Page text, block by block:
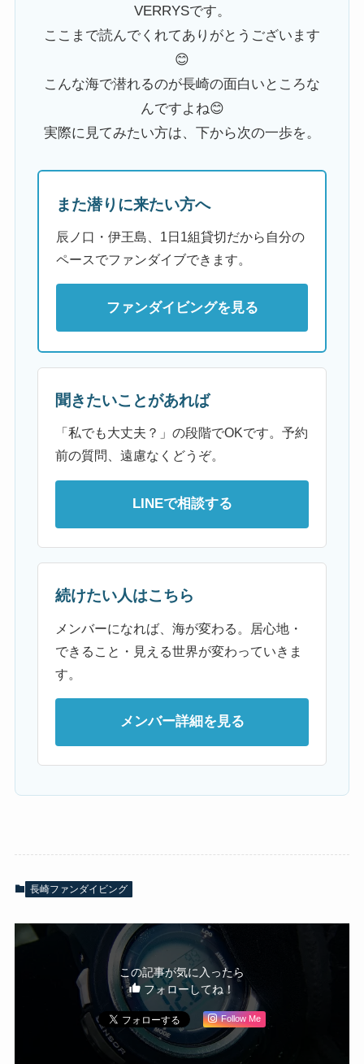
VERRYSです。
ここまで読んでくれてありがとうございます
😊
こんな海で潜れるのが長崎の面白いところな
んですよね😊
実際に見てみたい方は、下から次の一歩を。
また潜りに来たい方へ
辰ノ口・伊王島、1日1組貸切だから自分の
ペースでファンダイブできます。
ファンダイビングを見る
聞きたいことがあれば
「私でも大丈夫？」の段階でOKです。予約
前の質問、遠慮なくどうぞ。
LINEで相談する
続けたい人はこちら
メンバーになれば、海が変わる。居心地・
できること・見える世界が変わっていきま
す。
メンバー詳細を見る
長崎ファンダイビング
この記事が気に入ったら
フォローしてね！
Follow Me